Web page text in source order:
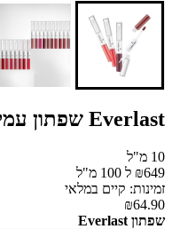
Everlast שפתון עמיד וגלוס
10 מ"ל
₪649 ל 100 מ"ל
זמינות: קיים במלאי
₪64.90
שפתון Everlast